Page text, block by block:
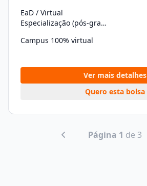
EaD / Virtual
Especialização (pós-graduação)
Campus 100% virtual
Ver mais detalhes
Quero esta bolsa
Página 1 de 3